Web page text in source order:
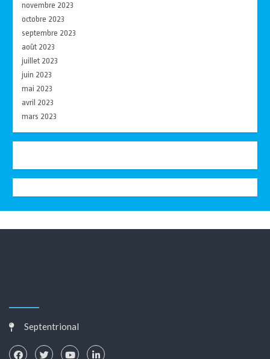
novembre 2023
octobre 2023
septembre 2023
août 2023
juillet 2023
juin 2023
mai 2023
avril 2023
mars 2023
Septentrional